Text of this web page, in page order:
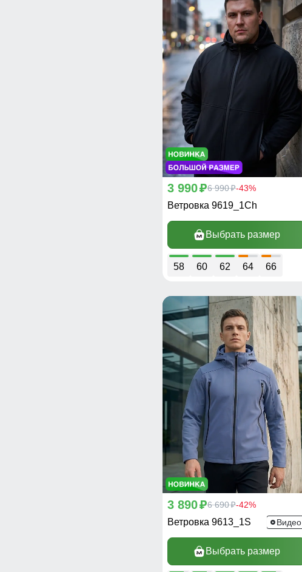
3 990p6 990p-43%
Ветровка 9619_1Ch
Выбрать размер
58 60 62 64 66
3 890p6 690p-42%
Ветровка 9613_1S Видео
Выбрать размер